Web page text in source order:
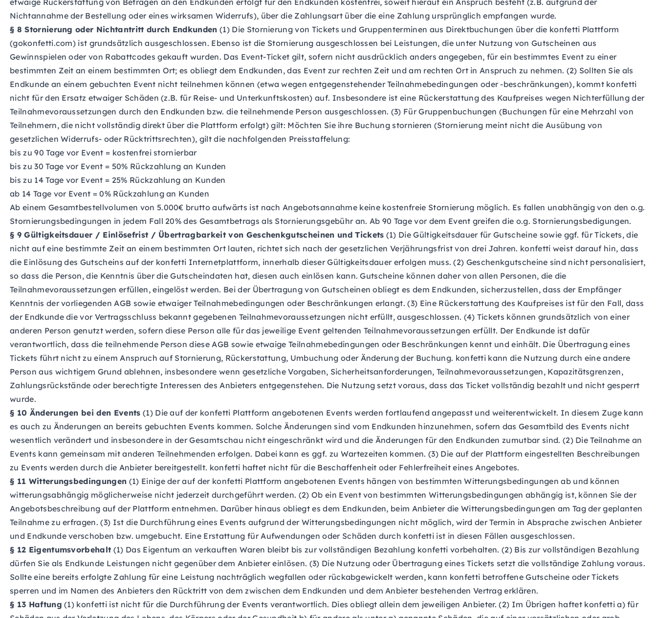
etwaige Rückerstattung von Beträgen an den Endkunden erfolgt für den Endkunden kostenfrei, soweit hierauf ein Anspruch besteht (z.B. aufgrund der
Nichtannahme der Bestellung oder eines wirksamen Widerrufs), über die Zahlungsart über die eine Zahlung ursprünglich empfangen wurde.
§ 8 Stornierung oder Nichtantritt durch Endkunden (1) Die Stornierung von Tickets und Gruppenterminen aus Direktbuchungen über die konfetti Plattform
(gokonfetti.com) ist grundsätzlich ausgeschlossen. Ebenso ist die Stornierung ausgeschlossen bei Leistungen, die unter Nutzung von Gutscheinen aus
Gewinnspielen oder von Rabattcodes gekauft wurden. Das Event-Ticket gilt, sofern nicht ausdrücklich anders angegeben, für ein bestimmtes Event zu einer
bestimmten Zeit an einem bestimmten Ort; es obliegt dem Endkunden, das Event zur rechten Zeit und am rechten Ort in Anspruch zu nehmen. (2) Sollten Sie als
Endkunde an einem gebuchten Event nicht teilnehmen können (etwa wegen entgegenstehender Teilnahmebedingungen oder -beschränkungen), kommt konfetti
nicht für den Ersatz etwaiger Schäden (z.B. für Reise- und Unterkunftskosten) auf. Insbesondere ist eine Rückerstattung des Kaufpreises wegen Nichterfüllung der
Teilnahmevoraussetzungen durch den Endkunden bzw. die teilnehmende Person ausgeschlossen. (3) Für Gruppenbuchungen (Buchungen für eine Mehrzahl von
Teilnehmern, die nicht vollständig direkt über die Plattform erfolgt) gilt: Möchten Sie ihre Buchung stornieren (Stornierung meint nicht die Ausübung von
gesetzlichen Widerrufs- oder Rücktrittsrechten), gilt die nachfolgenden Preisstaffelung:
bis zu 90 Tage vor Event = kostenfrei stornierbar
bis zu 30 Tage vor Event = 50% Rückzahlung an Kunden
bis zu 14 Tage vor Event = 25% Rückzahlung an Kunden
ab 14 Tage vor Event = 0% Rückzahlung an Kunden
Ab einem Gesamtbestellvolumen von 5.000€ brutto aufwärts ist nach Angebotsannahme keine kostenfreie Stornierung möglich. Es fallen unabhängig von den o.g.
Stornierungsbedingungen in jedem Fall 20% des Gesamtbetrags als Stornierungsgebühr an. Ab 90 Tage vor dem Event greifen die o.g. Stornierungsbedigungen.
§ 9 Gültigkeitsdauer / Einlösefrist / Übertragbarkeit von Geschenkgutscheinen und Tickets (1) Die Gültigkeitsdauer für Gutscheine sowie ggf. für Tickets, die
nicht auf eine bestimmte Zeit an einem bestimmten Ort lauten, richtet sich nach der gesetzlichen Verjährungsfrist von drei Jahren. konfetti weist darauf hin, dass
die Einlösung des Gutscheins auf der konfetti Internetplattform, innerhalb dieser Gültigkeitsdauer erfolgen muss. (2) Geschenkgutscheine sind nicht personalisiert,
so dass die Person, die Kenntnis über die Gutscheindaten hat, diesen auch einlösen kann. Gutscheine können daher von allen Personen, die die
Teilnahmevoraussetzungen erfüllen, eingelöst werden. Bei der Übertragung von Gutscheinen obliegt es dem Endkunden, sicherzustellen, dass der Empfänger
Kenntnis der vorliegenden AGB sowie etwaiger Teilnahmebedingungen oder Beschränkungen erlangt. (3) Eine Rückerstattung des Kaufpreises ist für den Fall, dass
der Endkunde die vor Vertragsschluss bekannt gegebenen Teilnahmevoraussetzungen nicht erfüllt, ausgeschlossen. (4) Tickets können grundsätzlich von einer
anderen Person genutzt werden, sofern diese Person alle für das jeweilige Event geltenden Teilnahmevoraussetzungen erfüllt. Der Endkunde ist dafür
verantwortlich, dass die teilnehmende Person diese AGB sowie etwaige Teilnahmebedingungen oder Beschränkungen kennt und einhält. Die Übertragung eines
Tickets führt nicht zu einem Anspruch auf Stornierung, Rückerstattung, Umbuchung oder Änderung der Buchung. konfetti kann die Nutzung durch eine andere
Person aus wichtigem Grund ablehnen, insbesondere wenn gesetzliche Vorgaben, Sicherheitsanforderungen, Teilnahmevoraussetzungen, Kapazitätsgrenzen,
Zahlungsrückstände oder berechtigte Interessen des Anbieters entgegenstehen. Die Nutzung setzt voraus, dass das Ticket vollständig bezahlt und nicht gesperrt
wurde.
§ 10 Änderungen bei den Events (1) Die auf der konfetti Plattform angebotenen Events werden fortlaufend angepasst und weiterentwickelt. In diesem Zuge kann
es auch zu Änderungen an bereits gebuchten Events kommen. Solche Änderungen sind vom Endkunden hinzunehmen, sofern das Gesamtbild des Events nicht
wesentlich verändert und insbesondere in der Gesamtschau nicht eingeschränkt wird und die Änderungen für den Endkunden zumutbar sind. (2) Die Teilnahme an
Events kann gemeinsam mit anderen Teilnehmenden erfolgen. Dabei kann es ggf. zu Wartezeiten kommen. (3) Die auf der Plattform eingestellten Beschreibungen
zu Events werden durch die Anbieter bereitgestellt. konfetti haftet nicht für die Beschaffenheit oder Fehlerfreiheit eines Angebotes.
§ 11 Witterungsbedingungen (1) Einige der auf der konfetti Plattform angebotenen Events hängen von bestimmten Witterungsbedingungen ab und können
witterungsabhängig möglicherweise nicht jederzeit durchgeführt werden. (2) Ob ein Event von bestimmten Witterungsbedingungen abhängig ist, können Sie der
Angebotsbeschreibung auf der Plattform entnehmen. Darüber hinaus obliegt es dem Endkunden, beim Anbieter die Witterungsbedingungen am Tag der geplanten
Teilnahme zu erfragen. (3) Ist die Durchführung eines Events aufgrund der Witterungsbedingungen nicht möglich, wird der Termin in Absprache zwischen Anbieter
und Endkunde verschoben bzw. umgebucht. Eine Erstattung für Aufwendungen oder Schäden durch konfetti ist in diesen Fällen ausgeschlossen.
§ 12 Eigentumsvorbehalt (1) Das Eigentum an verkauften Waren bleibt bis zur vollständigen Bezahlung konfetti vorbehalten. (2) Bis zur vollständigen Bezahlung
dürfen Sie als Endkunde Leistungen nicht gegenüber dem Anbieter einlösen. (3) Die Nutzung oder Übertragung eines Tickets setzt die vollständige Zahlung voraus.
Sollte eine bereits erfolgte Zahlung für eine Leistung nachträglich wegfallen oder rückabgewickelt werden, kann konfetti betroffene Gutscheine oder Tickets
sperren und im Namen des Anbieters den Rücktritt von dem zwischen dem Endkunden und dem Anbieter bestehenden Vertrag erklären.
§ 13 Haftung (1) konfetti ist nicht für die Durchführung der Events verantwortlich. Dies obliegt allein dem jeweiligen Anbieter. (2) Im Übrigen haftet konfetti a) für